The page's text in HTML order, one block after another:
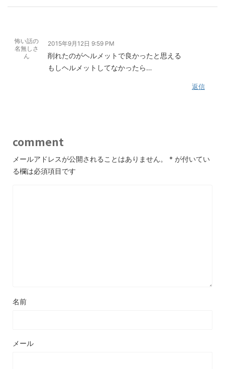
怖い話の
名無しさ
ん
2015年9月12日 9:59 PM
削れたのがヘルメットで良かったと思える
もしヘルメットしてなかったら…
返信
comment
メールアドレスが公開されることはありません。 * が付いてい
る欄は必須項目です
名前
メール